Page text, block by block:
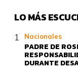
LO MÁS
Nacionales
PADRE DE
DURANTE